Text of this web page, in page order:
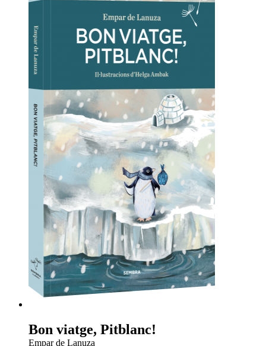
Bon viatge, Pitblanc!
Empar de Lanuza